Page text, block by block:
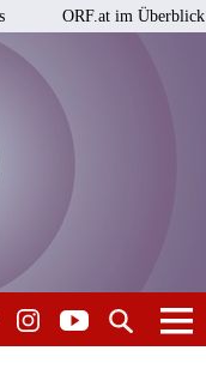
ORF.at im Überblick